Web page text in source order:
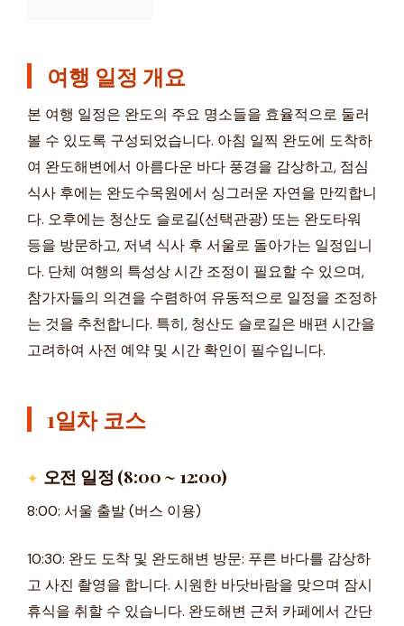
여행 일정 개요
본 여행 일정은 완도의 주요 명소들을 효율적으로 둘러
볼 수 있도록 구성되었습니다. 아침 일찍 완도에 도착하
여 완도해변에서 아름다운 바다 풍경을 감상하고, 점심
식사 후에는 완도수목원에서 싱그러운 자연을 만끽합니
다. 오후에는 청산도 슬로길(선택관광) 또는 완도타워
등을 방문하고, 저녁 식사 후 서울로 돌아가는 일정입니
다. 단체 여행의 특성상 시간 조정이 필요할 수 있으며,
참가자들의 의견을 수렴하여 유동적으로 일정을 조정하
는 것을 추천합니다. 특히, 청산도 슬로길은 배편 시간을
고려하여 사전 예약 및 시간 확인이 필수입니다.
1일차 코스
오전 일정 (8:00 ~ 12:00)
8:00: 서울 출발 (버스 이용)
10:30: 완도 도착 및 완도해변 방문: 푸른 바다를 감상하
고 사진 촬영을 합니다. 시원한 바닷바람을 맞으며 잠시
휴식을 취할 수 있습니다. 완도해변 근처 카페에서 간단